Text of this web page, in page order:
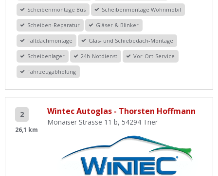
Scheibenmontage Bus Scheibenmontage Wohnmobil
Scheiben-Reparatur Gläser & Blinker
Faltdachmontage Glas- und Schiebedach-Montage
Scheibenlager 24h-Notdienst Vor-Ort-Service
Fahrzeugabholung
2
26,1 km
Wintec Autoglas - Thorsten Hoffmann
Monaiser Strasse 11 b, 54294 Trier